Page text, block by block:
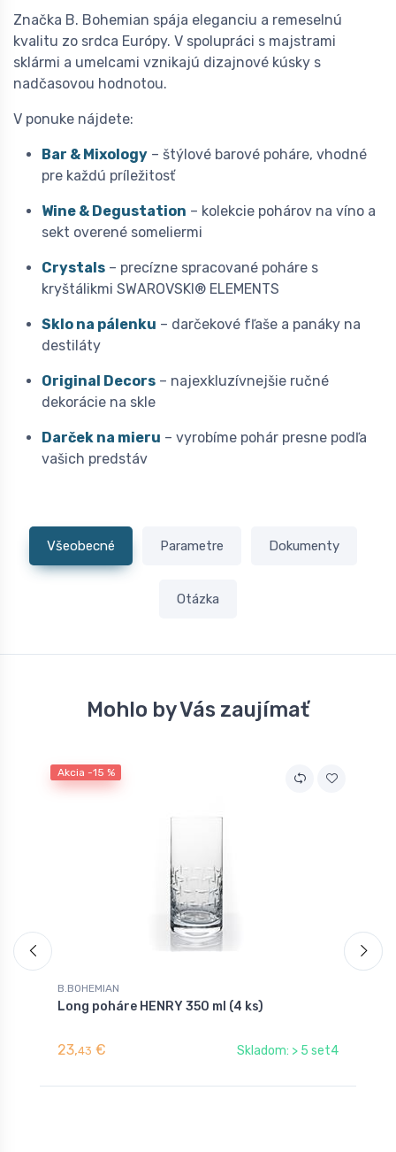
Značka B. Bohemian spája eleganciu a remeselnú
kvalitu zo srdca Európy. V spolupráci s majstrami
sklármi a umelcami vznikajú dizajnové kúsky s
nadčasovou hodnotou.
V ponuke nájdete:
Bar & Mixology – štýlové barové poháre, vhodné
pre každú príležitosť
Wine & Degustation – kolekcie pohárov na víno a
sekt overené someliermi
Crystals – precízne spracované poháre s
kryštálikmi SWAROVSKI® ELEMENTS
Sklo na pálenku – darčekové fľaše a panáky na
destiláty
Original Decors – najexkluzívnejšie ručné
dekorácie na skle
Darček na mieru – vyrobíme pohár presne podľa
vašich predstáv
Všeobecné Parametre Dokumenty
Otázka
Mohlo by Vás zaujímať
Akcia -15 %
B.BOHEMIAN
Long poháre HENRY 350 ml (4 ks)
23,43 € Skladom: > 5 set4